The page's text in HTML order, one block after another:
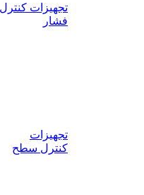
تجهیزات کنترل
فشار
تجهیزات
کنترل سطح